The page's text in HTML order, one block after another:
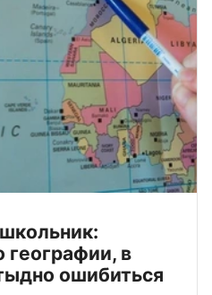
географии, в
ошибиться